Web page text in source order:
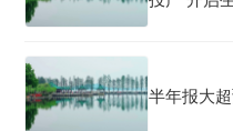
半年报大